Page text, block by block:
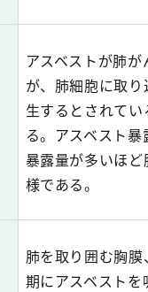
アスベストが肺
が、肺細胞に取
生するとされて
る。アスベスト
暴露量が多いほ
様である。
肺を取り囲む胸
期にアスベスト